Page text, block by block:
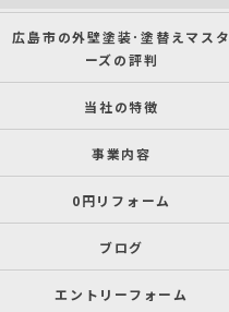
広島市の外壁塗装･塗替えマスタ
ーズの評判
当社の特徴
事業内容
0円リフォーム
ブログ
エントリーフォーム